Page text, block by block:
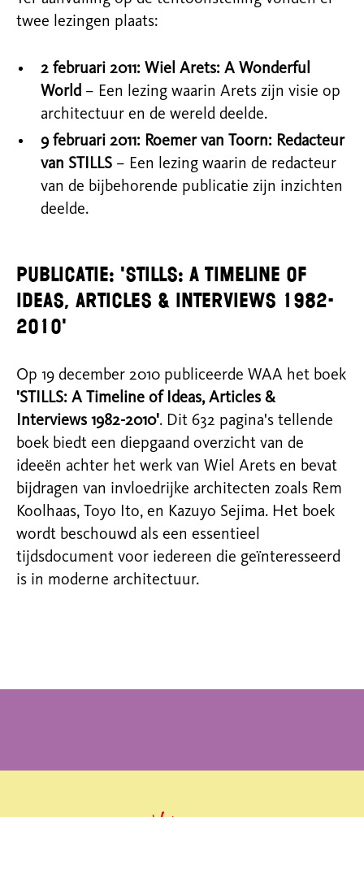
twee lezingen plaats:
2 februari 2011: Wiel Arets: A Wonderful
World – Een lezing waarin Arets zijn visie op
architectuur en de wereld deelde.
9 februari 2011: Roemer van Toorn: Redacteur
van STILLS – Een lezing waarin de redacteur
van de bijbehorende publicatie zijn inzichten
deelde.
Publicatie: 'STILLS: A Timeline of
Ideas, Articles & Interviews 1982-
2010'
Op 19 december 2010 publiceerde WAA het boek
'STILLS: A Timeline of Ideas, Articles &
Interviews 1982-2010'. Dit 632 pagina's tellende
boek biedt een diepgaand overzicht van de
ideeën achter het werk van Wiel Arets en bevat
bijdragen van invloedrijke architecten zoals Rem
Koolhaas, Toyo Ito, en Kazuyo Sejima. Het boek
wordt beschouwd als een essentieel
tijdsdocument voor iedereen die geïnteresseerd
is in moderne architectuur.